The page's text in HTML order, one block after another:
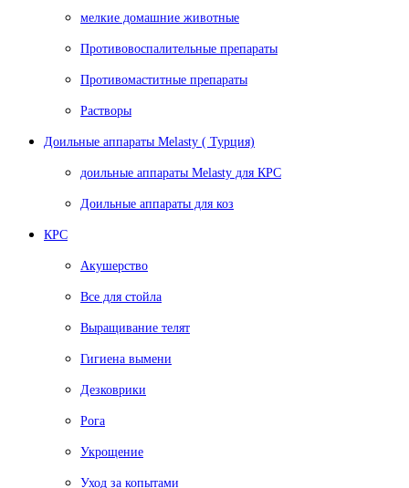
мелкие домашние животные
Противовоспалительные препараты
Противомаститные препараты
Растворы
Доильные аппараты Melasty ( Турция)
доильные аппараты Melasty для КРС
Доильные аппараты для коз
КРС
Акушерство
Все для стойла
Выращивание телят
Гигиена вымени
Дезковрики
Рога
Укрощение
Уход за копытами